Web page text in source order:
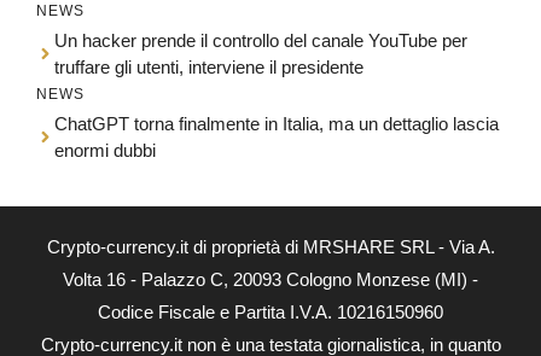
NEWS
Un hacker prende il controllo del canale YouTube per
truffare gli utenti, interviene il presidente
NEWS
ChatGPT torna finalmente in Italia, ma un dettaglio lascia
enormi dubbi
Crypto-currency.it di proprietà di MRSHARE SRL - Via A.
Volta 16 - Palazzo C, 20093 Cologno Monzese (MI) -
Codice Fiscale e Partita I.V.A. 10216150960
Crypto-currency.it non è una testata giornalistica, in quanto